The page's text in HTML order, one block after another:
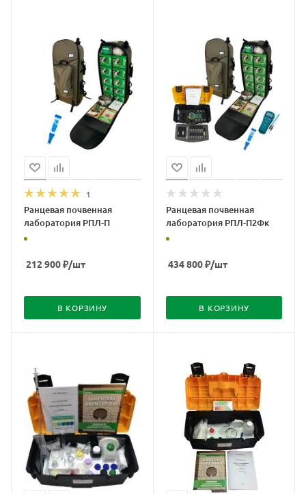
1
Ранцевая почвенная
лаборатория РПЛ-П
212 900₽/шт
В КОРЗИНУ
Ранцевая почвенная
лаборатория РПЛ-П2Фк
434 800₽/шт
В КОРЗИНУ